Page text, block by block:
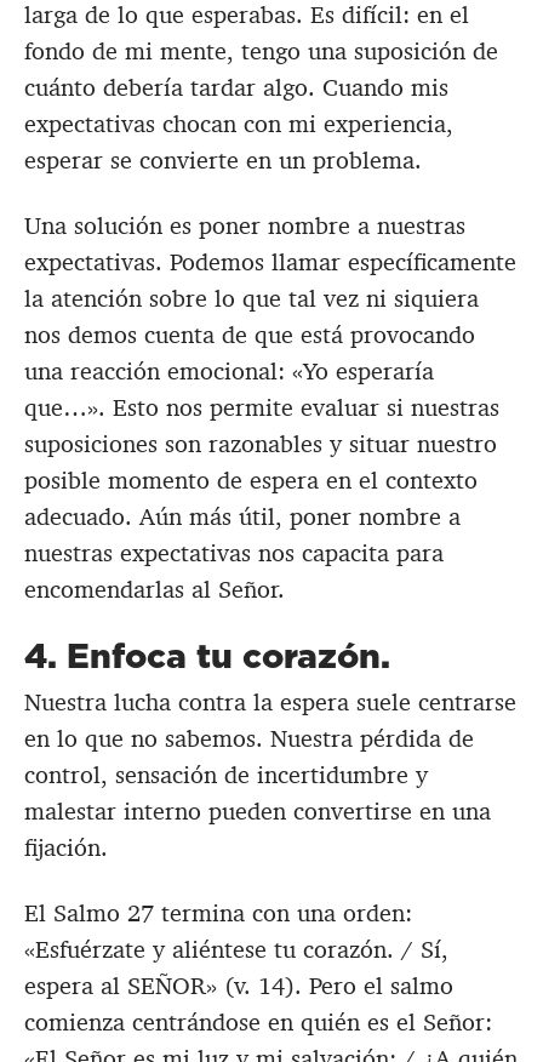
larga de lo que esperabas. Es difícil: en el
fondo de mi mente, tengo una suposición de
cuánto debería tardar algo. Cuando mis
expectativas chocan con mi experiencia,
esperar se convierte en un problema.
Una solución es poner nombre a nuestras
expectativas. Podemos llamar específicamente
la atención sobre lo que tal vez ni siquiera
nos demos cuenta de que está provocando
una reacción emocional: «Yo esperaría
que…». Esto nos permite evaluar si nuestras
suposiciones son razonables y situar nuestro
posible momento de espera en el contexto
adecuado. Aún más útil, poner nombre a
nuestras expectativas nos capacita para
encomendarlas al Señor.
4. Enfoca tu corazón.
Nuestra lucha contra la espera suele centrarse
en lo que no sabemos. Nuestra pérdida de
control, sensación de incertidumbre y
malestar interno pueden convertirse en una
fijación.
El Salmo 27 termina con una orden:
«Esfuérzate y aliéntese tu corazón. / Sí,
espera al SEÑOR» (v. 14). Pero el salmo
comienza centrándose en quién es el Señor: